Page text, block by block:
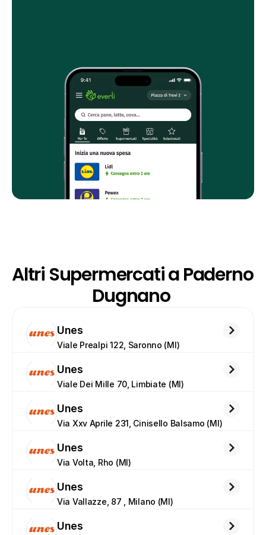
Altri Supermercati a Paderno
Dugnano
Unes
Viale Prealpi 122, Saronno (MI)
Unes
Viale Dei Mille 70, Limbiate (MI)
Unes
Via Xxv Aprile 231, Cinisello Balsamo (MI)
Unes
Via Volta, Rho (MI)
Unes
Via Vallazze, 87 , Milano (MI)
Unes